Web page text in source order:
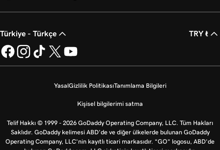
Türkiye - Türkçe TRY ₺
YasalGizlilik PolitikasıTanımlama Bilgileri
Kişisel bilgilerimi satma
Telif Hakkı © 1999 - 2026 GoDaddy Operating Company, LLC. Tüm Hakları
Saklıdır. GoDaddy kelimesi ABD'de ve diğer ülkelerde bulunan GoDaddy
Operating Company, LLC’nin kayıtlı ticari markasıdır. “GO” logosu, ABD’de